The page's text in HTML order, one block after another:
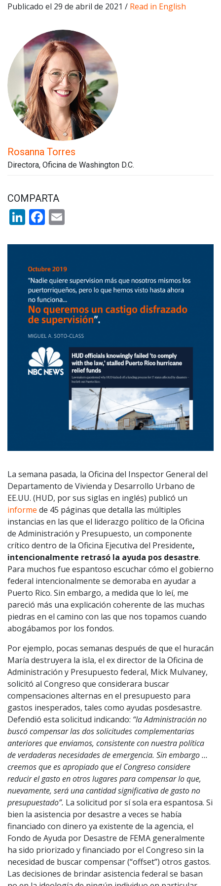
Publicado el 29 de abril de 2021 / Read in English
Rosanna Torres
Directora, Oficina de Washington D.C.
COMPARTA
LinkedIn
Facebook
La semana pasada, la Oficina del Inspector General del
Departamento de Vivienda y Desarrollo Urbano de
EE.UU. (HUD, por sus siglas en inglés) publicó un
informe de 45 páginas que detalla las múltiples
instancias en las que el liderazgo político de la Oficina
de Administración y Presupuesto, un componente
crítico dentro de la Oficina Ejecutiva del Presidente,
intencionalmente retrasó la ayuda pos desastre.
Para muchos fue espantoso escuchar cómo el gobierno
federal intencionalmente se demoraba en ayudar a
Puerto Rico. Sin embargo, a medida que lo leí, me
pareció más una explicación coherente de las muchas
piedras en el camino con las que nos topamos cuando
abogábamos por los fondos.
Por ejemplo, pocas semanas después de que el huracán
María destruyera la isla, el ex director de la Oficina de
Administración y Presupuesto federal, Mick Mulvaney,
solicitó al Congreso que considerara buscar
compensaciones alternas en el presupuesto para
gastos inesperados, tales como ayudas posdesastre.
Defendió esta solicitud indicando: “la Administración no
buscó compensar las dos solicitudes complementarias
anteriores que enviamos, consistente con nuestra política
de verdaderas necesidades de emergencia. Sin embargo …
creemos que es apropiado que el Congreso considere
reducir el gasto en otros lugares para compensar lo que,
nuevamente, será una cantidad significativa de gasto no
presupuestado”. La solicitud por sí sola era espantosa. Si
bien la asistencia por desastre a veces se había
financiado con dinero ya existente de la agencia, el
Fondo de Ayuda por Desastre de FEMA generalmente
ha sido priorizado y financiado por el Congreso sin la
necesidad de buscar compensar (“offset”) otros gastos.
Las decisiones de brindar asistencia federal se basan